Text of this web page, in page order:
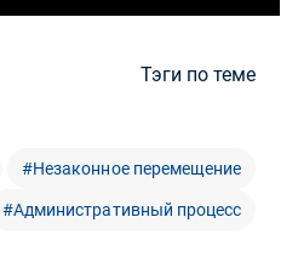
Тэги по теме
#Незаконное перемещение
#Административный процесс